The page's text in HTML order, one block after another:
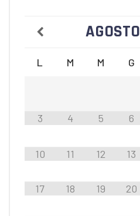
AGOSTO
L M M G
3 4 5 6
10 11 12 13
17 18 19 20